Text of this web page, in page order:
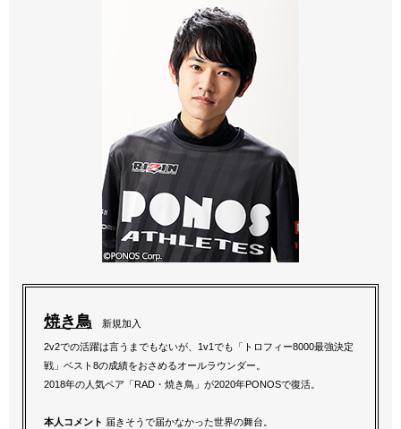
焼き鳥 新規加入
2v2での活躍は言うまでもないが、1v1でも「トロフィー8000最強決定
戦」ベスト8の成績をおさめるオールラウンダー。
2018年の人気ペア「RAD・焼き鳥」が2020年PONOSで復活。
本人コメント 届きそうで届かなかった世界の舞台。